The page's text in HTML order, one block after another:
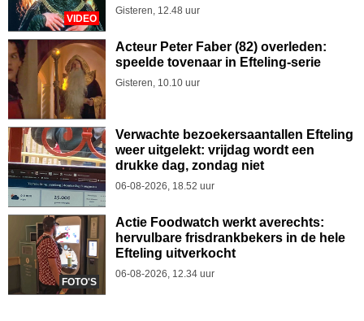
VIDEO
Gisteren, 12.48 uur
Acteur Peter Faber (82) overleden:
speelde tovenaar in Efteling-serie
Gisteren, 10.10 uur
Verwachte bezoekersaantallen Efteling
weer uitgelekt: vrijdag wordt een
drukke dag, zondag niet
06-08-2026, 18.52 uur
FOTO'S
Actie Foodwatch werkt averechts:
hervulbare frisdrankbekers in de hele
Efteling uitverkocht
06-08-2026, 12.34 uur